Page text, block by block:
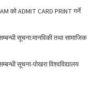
को ADMIT CARD PRINT गर्ने
सूचना:मानविकी तथा सामाजिक
सूचना-पोखरा विश्वविद्यालय